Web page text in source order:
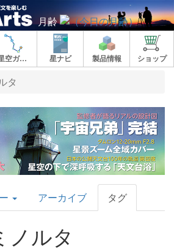
月齢
星空ガイド 星ナビ 製品情報 ショップ
タ
アーカイブ タグ
ノルタ